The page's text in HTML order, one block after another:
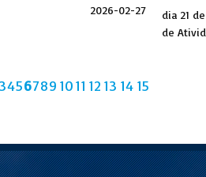
2026-02-27
dia 21
de
3456789 1011 12 13 14 15